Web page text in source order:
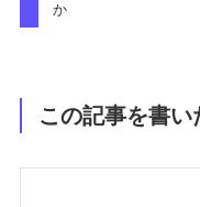
か
この記事を書い